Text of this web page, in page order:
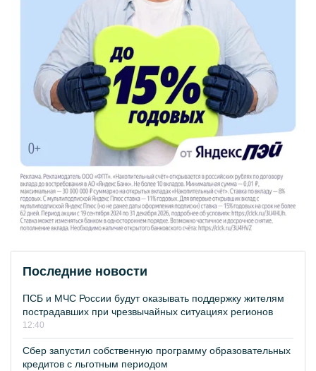
Последние новости
ПСБ и МЧС России будут оказывать поддержку жителям
пострадавших при чрезвычайных ситуациях регионов
12:40
Сбер запустил собственную программу образовательных
кредитов с льготным периодом